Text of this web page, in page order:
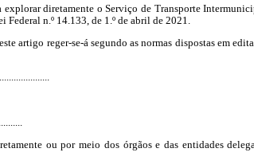
diretamente o Serviço de Transporte
n.º 14.133, de 1.º de abril de 2021.
artigo reger-se-á segundo as normas dispostas em
ou por meio dos órgãos e das entidades